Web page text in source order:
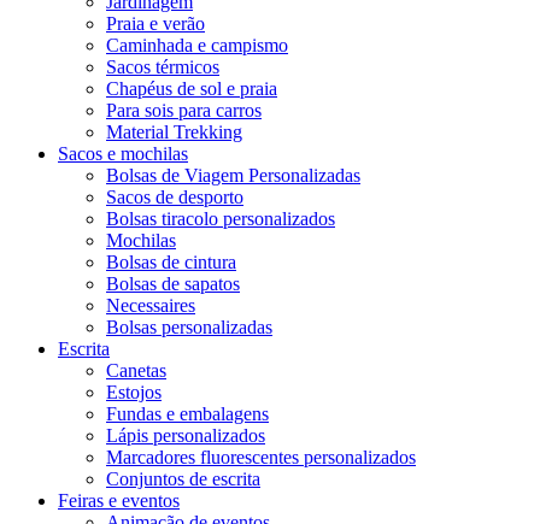
Praia e verão
Caminhada e campismo
Sacos térmicos
Chapéus de sol e praia
Para sois para carros
Material Trekking
Sacos e mochilas
Bolsas de Viagem Personalizadas
Sacos de desporto
Bolsas tiracolo personalizados
Mochilas
Bolsas de cintura
Bolsas de sapatos
Necessaires
Bolsas personalizadas
Escrita
Canetas
Estojos
Fundas e embalagens
Lápis personalizados
Marcadores fluorescentes personalizados
Conjuntos de escrita
Feiras e eventos